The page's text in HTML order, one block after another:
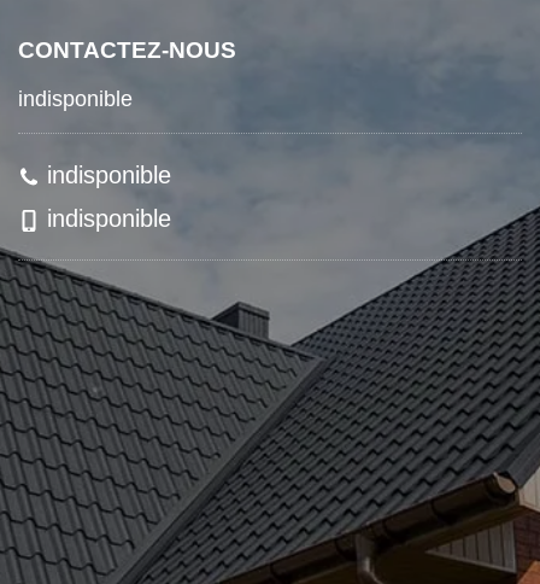
CONTACTEZ-NOUS
indisponible
indisponible
indisponible